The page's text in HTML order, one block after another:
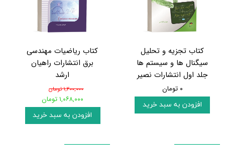
کتاب تجزیه و تحلیل
سیگنال ها و سیستم ها
جلد اول انتشارات نصیر
۰ تومان
افزودن به سبد خرید
کتاب ریاضیات مهندسی
برق انتشارات راهیان
ارشد
۱,۲۰۰,۰۰۰ تومان
۱,۰۶۸,۰۰۰ تومان
افزودن به سبد خرید